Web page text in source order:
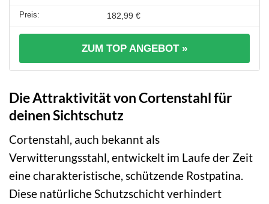
182,99 €
ZUM TOP ANGEBOT »
Die Attraktivität von Cortenstahl für
deinen Sichtschutz
Cortenstahl, auch bekannt als
Verwitterungsstahl, entwickelt im Laufe der Zeit
eine charakteristische, schützende Rostpatina.
Diese natürliche Schutzschicht verhindert